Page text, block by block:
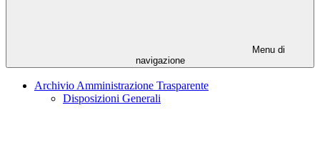
Menu di
navigazione
Archivio Amministrazione Trasparente
Disposizioni Generali